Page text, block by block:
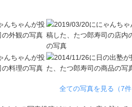
全ての写真を見る（7件